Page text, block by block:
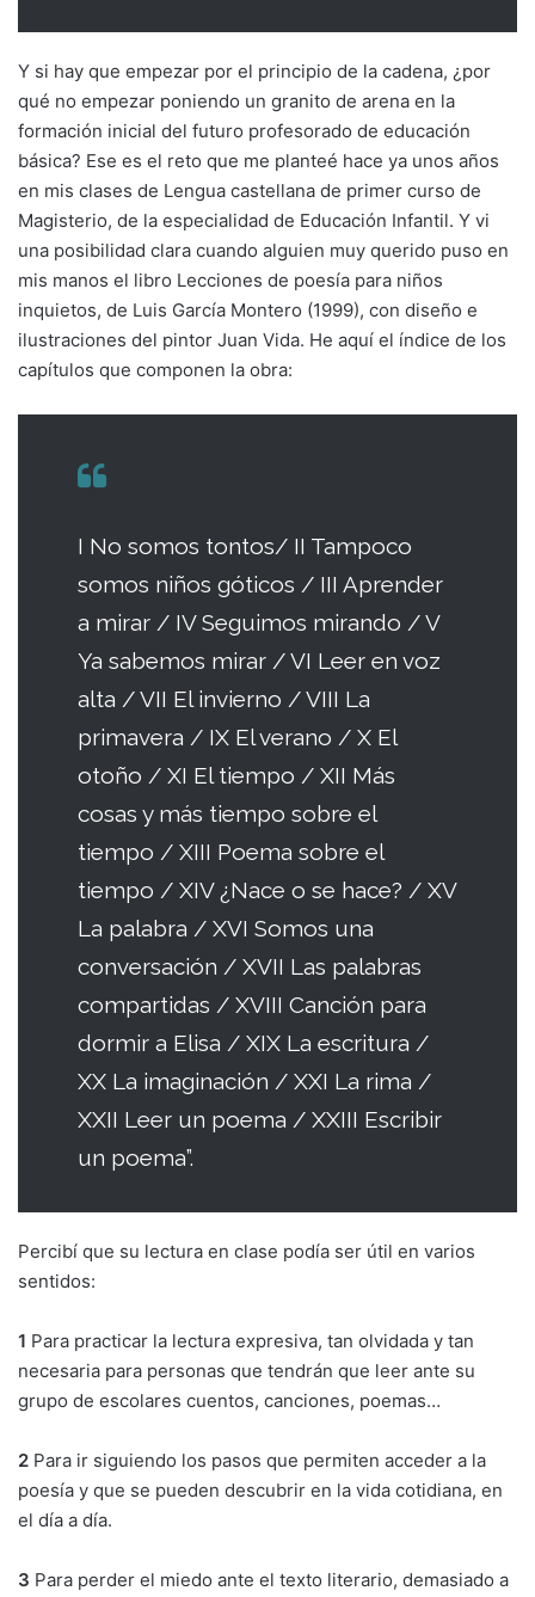
Y si hay que empezar por el principio de la cadena, ¿por
qué no empezar poniendo un granito de arena en la
formación inicial del futuro profesorado de educación
básica? Ese es el reto que me planteé hace ya unos años
en mis clases de Lengua castellana de primer curso de
Magisterio, de la especialidad de Educación Infantil. Y vi
una posibilidad clara cuando alguien muy querido puso en
mis manos el libro Lecciones de poesía para niños
inquietos, de Luis García Montero (1999), con diseño e
ilustraciones del pintor Juan Vida. He aquí el índice de los
capítulos que componen la obra:
I No somos tontos/ II Tampoco
somos niños góticos / III Aprender
a mirar / IV Seguimos mirando / V
Ya sabemos mirar / VI Leer en voz
alta / VII El invierno / VIII La
primavera / IX El verano / X El
otoño / XI El tiempo / XII Más
cosas y más tiempo sobre el
tiempo / XIII Poema sobre el
tiempo / XIV ¿Nace o se hace? / XV
La palabra / XVI Somos una
conversación / XVII Las palabras
compartidas / XVIII Canción para
dormir a Elisa / XIX La escritura /
XX La imaginación / XXI La rima /
XXII Leer un poema / XXIII Escribir
un poema”.
Percibí que su lectura en clase podía ser útil en varios
sentidos:
1 Para practicar la lectura expresiva, tan olvidada y tan
necesaria para personas que tendrán que leer ante su
grupo de escolares cuentos, canciones, poemas…
2 Para ir siguiendo los pasos que permiten acceder a la
poesía y que se pueden descubrir en la vida cotidiana, en
el día a día.
3 Para perder el miedo ante el texto literario, demasiado a